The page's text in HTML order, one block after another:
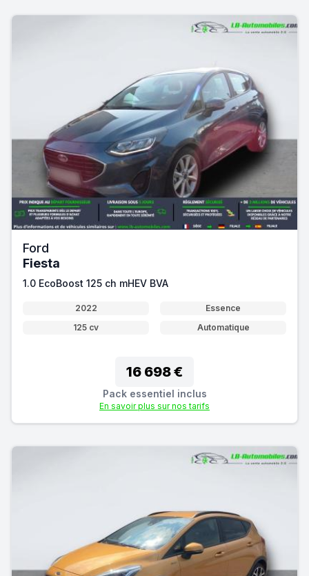
Ford
Fiesta
1.0 EcoBoost 125 ch mHEV BVA
2022
Essence
125 cv
Automatique
16 698 €
Pack essentiel inclus
En savoir plus sur nos tarifs